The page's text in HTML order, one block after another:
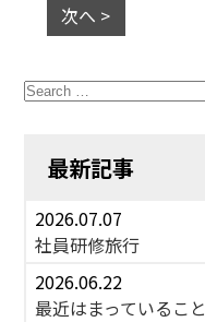
次へ >
Search
for:
最新記事
2026.07.07
社員研修旅行
2026.06.22
最近はまっていること